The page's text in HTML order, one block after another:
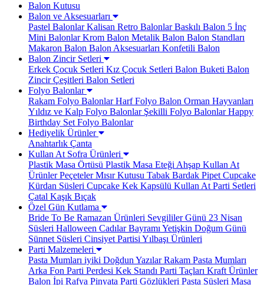
Balon Kutusu
Balon ve Aksesuarları
Pastel BalonlarKalisan Retro BalonlarBaskılı Balon 5 İnç
Mini BalonlarKrom Balon Metalik Balon Balon Standları
Makaron Balon Balon Aksesuarları Konfetili Balon
Balon Zincir Setleri
Erkek Çocuk Setleri Kız Çocuk Setleri Balon Buketi Balon
Zincir Çeşitleri Balon Setleri
Folyo Balonlar
Rakam Folyo BalonlarHarf Folyo Balon Orman Hayvanları
Yıldız ve Kalp Folyo BalonlarŞekilli Folyo BalonlarHappy
Birthday Set Folyo Balonlar
Hediyelik Ürünler
Anahtarlık Çanta
Kullan At Sofra Ürünleri
Plastik Masa Örtüsü Plastik Masa Eteği Ahşap Kullan At
ÜrünlerPeçetelerMısır Kutusu Tabak Bardak Pipet Cupcake
Kürdan Süsleri Cupcake Kek Kapsülü Kullan At Parti Setleri
Çatal Kaşık Bıçak
Özel Gün Kutlama
Bride To Be Ramazan Ürünleri Sevgililer Günü 23 Nisan
Süsleri Halloween Cadılar Bayramı Yetişkin Doğum Günü
Sünnet Süsleri Cinsiyet Partisi Yılbaşı Ürünleri
Parti Malzemeleri
Pasta Mumları iyiki Doğdun YazılarRakam Pasta Mumları
Arka Fon Parti Perdesi Kek Standı Parti Taçları Kraft Ürünler
Balon İpi Rafya Pinyata Parti Gözlükleri Pasta Süsleri Masa